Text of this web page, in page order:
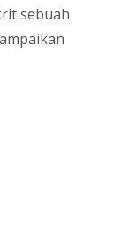
sebuah